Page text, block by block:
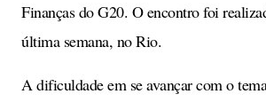
Finanças do G20. O encontro foi
última semana, no Rio.
A dificuldade em se avançar com o